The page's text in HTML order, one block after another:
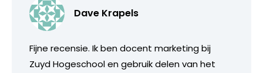
Dave Krapels
Fijne recensie. Ik ben docent marketing bij
Zuyd Hogeschool en gebruik delen van het